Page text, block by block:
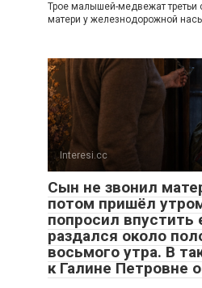
Трое малышей-медвежат третьи
матери у железнодорожной
Interesi.cc
Сын не звонил
потом пришёл
попросил впустить
раздался около
восьмого утра. В
к Галине Петровне